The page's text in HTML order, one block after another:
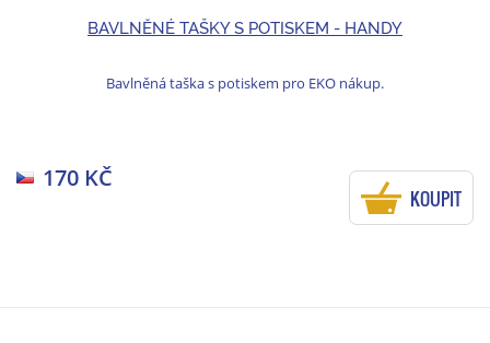
BAVLNĚNÉ TAŠKY S POTISKEM - HANDY
Bavlněná taška s potiskem pro EKO nákup.
170 KČ
KOUPIT